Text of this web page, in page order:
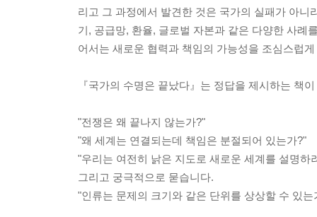
리고 그 과정에서 발견한 것은 국가의 실패가 아
기, 공급망, 환율, 글로벌 자본과 같은 다양한 사례
어서는 새로운 협력과 책임의 가능성을 조심스럽
『국가의 수명은 끝났다』는 정답을 제시하는 책
"전쟁은 왜 끝나지 않는가?"
"왜 세계는 연결되는데 책임은 분절되어 있는가?"
"우리는 여전히 낡은 지도로 새로운 세계를 설명하
그리고 궁극적으로 묻습니다.
"인류는 문제의 크기와 같은 단위를 상상할 수 있는